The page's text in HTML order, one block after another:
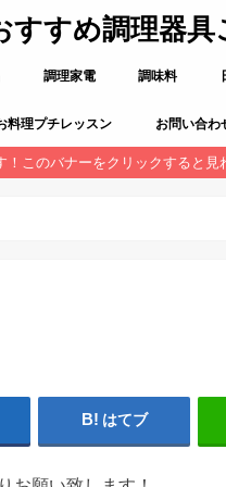
すすめ調理器具
調理家電 調味料
料理プチレッスン お問い合わ
このバナーをクリックすると
はてブ